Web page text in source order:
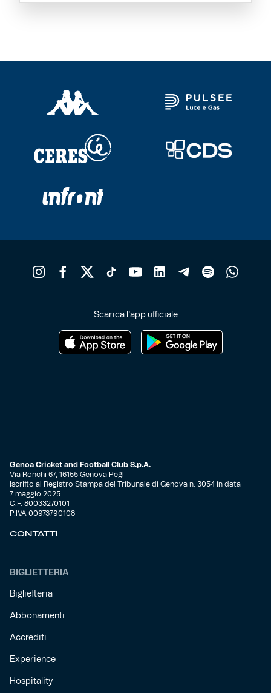
Scarica l'app ufficiale
Genoa Cricket and Football Club S.p.A.
Via Ronchi 67, 16155 Genova Pegli
Iscritto al Registro Stampa del Tribunale di Genova n. 3054 in data
7 maggio 2025
C.F. 80033270101
P.IVA 00973790108
CONTATTI
BIGLIETTERIA
Biglietteria
Abbonamenti
Accrediti
Experience
Hospitality